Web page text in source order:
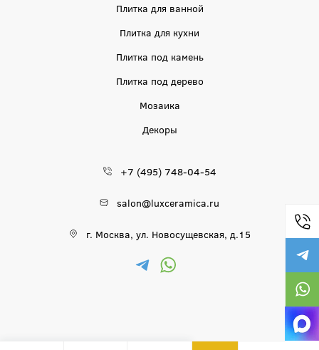
Плитка для ванной
Плитка для кухни
Плитка под камень
Плитка под дерево
Мозаика
Декоры
+7 (495) 748-04-54
salon@luxceramica.ru
г. Москва, ул. Новосущевская, д.15